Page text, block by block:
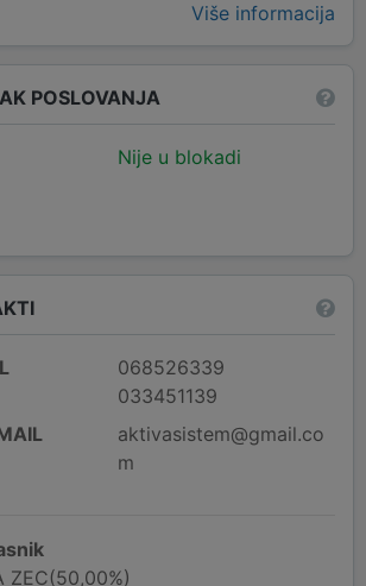
Više informacija
POSLOVANJA
Nije u blokadi
068526339
033451139
aktivasistem@gmail.co
m
ZEC(50,00%)